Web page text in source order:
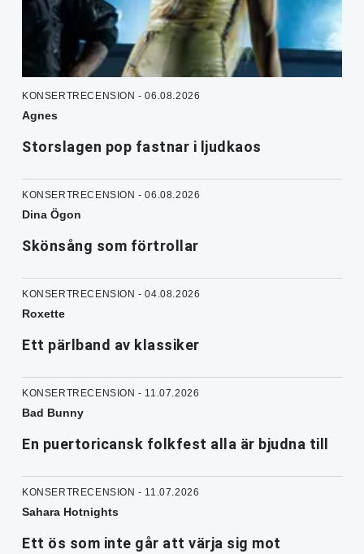
KONSERTRECENSION - 06.08.2026
Agnes
Storslagen pop fastnar i ljudkaos
KONSERTRECENSION - 06.08.2026
Dina Ögon
Skönsång som förtrollar
KONSERTRECENSION - 04.08.2026
Roxette
Ett pärlband av klassiker
KONSERTRECENSION - 11.07.2026
Bad Bunny
En puertoricansk folkfest alla är bjudna till
KONSERTRECENSION - 11.07.2026
Sahara Hotnights
Ett ös som inte går att värja sig mot